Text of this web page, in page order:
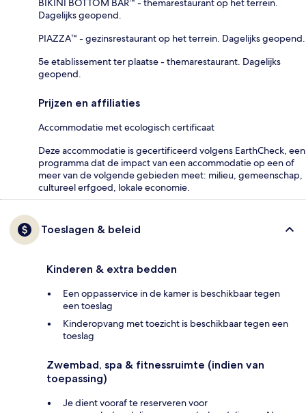
BIKINI BOTTOM BAR™ - themarestaurant op het terrein.
Dagelijks geopend.
PIAZZA™ - gezinsrestaurant op het terrein. Dagelijks geopend.
5e etablissement ter plaatse - themarestaurant. Dagelijks
geopend.
Prijzen en affiliaties
Accommodatie met ecologisch certificaat
Deze accommodatie is gecertificeerd volgens EarthCheck, een
programma dat de impact van een accommodatie op een of
meer van de volgende gebieden meet: milieu, gemeenschap,
cultureel erfgoed, lokale economie.
Toeslagen & beleid
Kinderen & extra bedden
Een oppasservice in de kamer is beschikbaar tegen
een toeslag
Kinderopvang met toezicht is beschikbaar tegen een
toeslag
Zwembad, spa & fitnessruimte (indien van
toepassing)
Je dient vooraf te reserveren voor